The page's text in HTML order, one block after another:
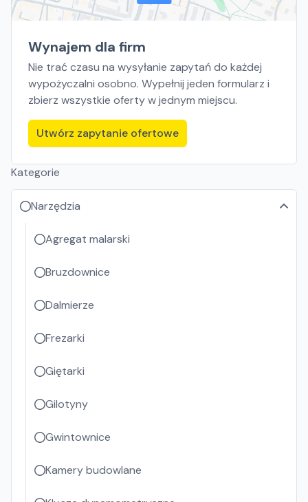
Wynajem dla firm
Nie trać czasu na wysyłanie zapytań do każdej
wypożyczalni osobno. Wypełnij jeden formularz i
zbierz wszystkie oferty w jednym miejscu.
Utwórz zapytanie ofertowe
Kategorie
Narzędzia
Agregat malarski
Bruzdownice
Dalmierze
Frezarki
Giętarki
Gilotyny
Gwintownice
Kamery budowlane